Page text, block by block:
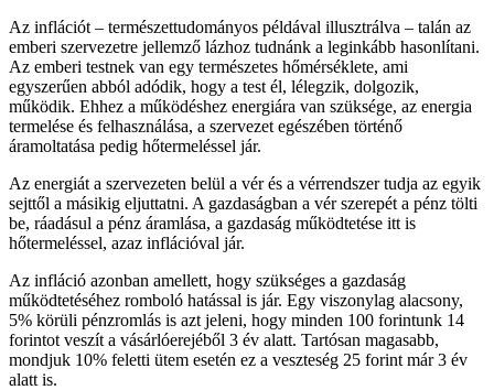
Az inflációt – természettudományos példával illusztrálva – talán az
emberi szervezetre jellemző lázhoz tudnánk a leginkább hasonlítani.
Az emberi testnek van egy természetes hőmérséklete, ami
egyszerűen abból adódik, hogy a test él, lélegzik, dolgozik,
működik. Ehhez a működéshez energiára van szüksége, az energia
termelése és felhasználása, a szervezet egészében történő
áramoltatása pedig hőtermeléssel jár.
Az energiát a szervezeten belül a vér és a vérrendszer tudja az egyik
sejttől a másikig eljuttatni. A gazdaságban a vér szerepét a pénz tölti
be, ráadásul a pénz áramlása, a gazdaság működtetése itt is
hőtermeléssel, azaz inflációval jár.
Az infláció azonban amellett, hogy szükséges a gazdaság
működtetéséhez romboló hatással is jár. Egy viszonylag alacsony,
5% körüli pénzromlás is azt jeleni, hogy minden 100 forintunk 14
forintot veszít a vásárlóerejéből 3 év alatt. Tartósan magasabb,
mondjuk 10% feletti ütem esetén ez a veszteség 25 forint már 3 év
alatt is.